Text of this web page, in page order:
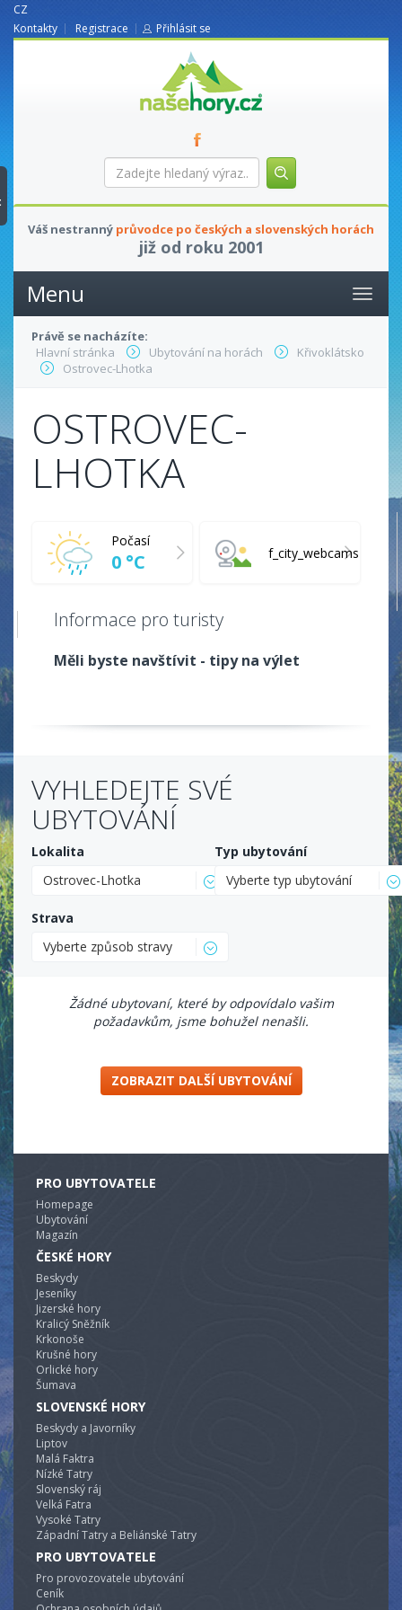
CZ
Kontakty
Registrace Přihlásit se
nasehory.cz
Zadejte
hledaný
Váš nestranný průvodce po českých a slovenských horách
již od roku 2001
Menu
Právě se nacházíte:
Hlavní stránka
Ubytování na horách
Křivoklátsko
Ostrovec-Lhotka
OSTROVEC-
LHOTKA
Počasí
0 °C f_city_webcams
Informace pro turisty
Měli byste navštívit - tipy na výlet
VYHLEDEJTE SVÉ
UBYTOVÁNÍ
Lokalita
Ostrovec-Lhotka
Typ ubytování
Vyberte typ ubytování
Strava
Vyberte způsob stravy
Žádné ubytovaní, které by odpovídalo vašim
požadavkům, jsme bohužel nenašli.
ZOBRAZIT DALŠÍ UBYTOVÁNÍ
PRO UBYTOVATELE
Homepage
Ubytování
Magazín
ČESKÉ HORY
Beskydy
Jeseníky
Jizerské hory
Kralicý Sněžník
Krkonoše
Krušné hory
Orlické hory
Šumava
SLOVENSKÉ HORY
Beskydy a Javorníky
Liptov
Malá Faktra
Nízké Tatry
Slovenský ráj
Velká Fatra
Vysoké Tatry
Západní Tatry a Beliánské Tatry
PRO UBYTOVATELE
Pro provozovatele ubytování
Ceník